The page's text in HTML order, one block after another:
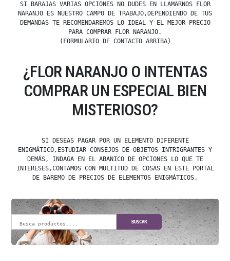
SI BARAJAS VARIAS OPCIONES NO DUDES EN LLAMARNOS FLOR
NARANJO ES NUESTRO CAMPO DE TRABAJO,DEPENDIENDO DE TUS
DEMANDAS TE RECOMENDAREMOS LO IDEAL Y EL MEJOR PRECIO
PARA COMPRAR FLOR NARANJO.
(FORMULARIO DE CONTACTO ARRIBA)
¿FLOR NARANJO O INTENTAS
COMPRAR UN ESPECIAL BIEN
MISTERIOSO?
SI DESEAS PAGAR POR UN ELEMENTO DIFERENTE
ENIGMÁTICO,ESTUDIAR CONSEJOS DE OBJETOS INTRIGRANTES Y
DEMÁS, INDAGA EN EL ABANICO DE OPCIONES LO QUE TE
INTERESES,CONTAMOS CON MULTITUD DE COSAS EN ESTE PORTAL
DE BAREMO DE PRECIOS DE ELEMENTOS ENIGMÁTICOS.
BUSCAR